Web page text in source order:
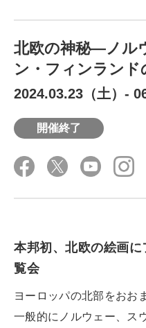
展覧会概要
関連ツール
主な作品
関連イベント
主催・協賛
北欧の神秘―ノル
ン・フィンランド
2024.03.23（土） -
開催終了
本邦初、北欧の絵画
覧会
ヨーロッパの北部をおお
一般的にノルウェー、ス